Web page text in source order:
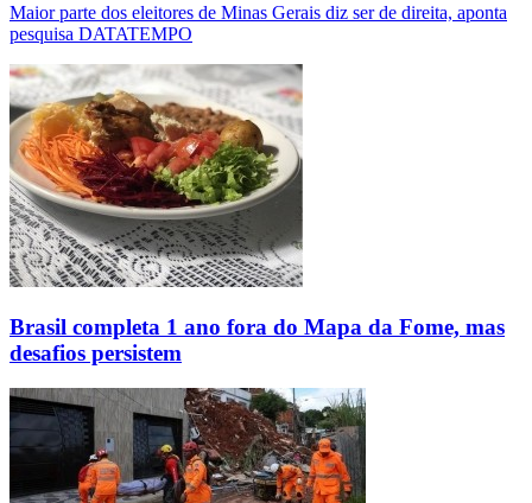
Maior parte dos eleitores de Minas Gerais diz ser de direita, aponta
pesquisa DATATEMPO
Brasil completa 1 ano fora do Mapa da Fome, mas
desafios persistem